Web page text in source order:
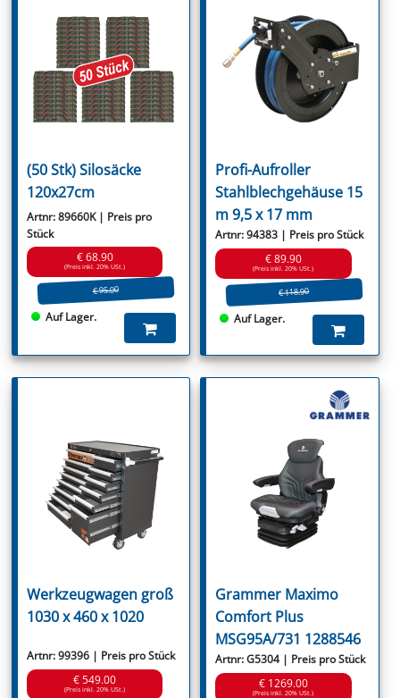
(50 Stk) Silosäcke
120x27cm
Artnr: 89660K | Preis pro
Stück
€ 68.90
(Preis inkl. 20% USt.)
€ 95.00
Auf Lager.
Profi-Aufroller
Stahlblechgehäuse 15
m 9,5 x 17 mm
Artnr: 94383 | Preis pro Stück
€ 89.90
(Preis inkl. 20% USt.)
€ 118.90
Auf Lager.
Werkzeugwagen groß
1030 x 460 x 1020
Artnr: 99396 | Preis pro Stück
€ 549.00
(Preis inkl. 20% USt.)
Grammer Maximo
Comfort Plus
MSG95A/731 1288546
Artnr: G5304 | Preis pro Stück
€ 1269.00
(Preis inkl. 20% USt.)